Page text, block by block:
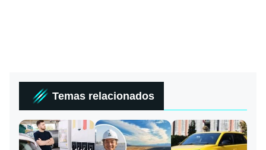
Temas relacionados